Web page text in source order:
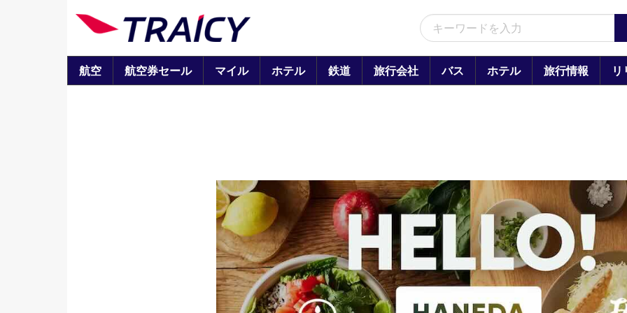
航空 航空券セール マイル ホテル 鉄道 旅行会社 バス ホテル 旅行情報 リ